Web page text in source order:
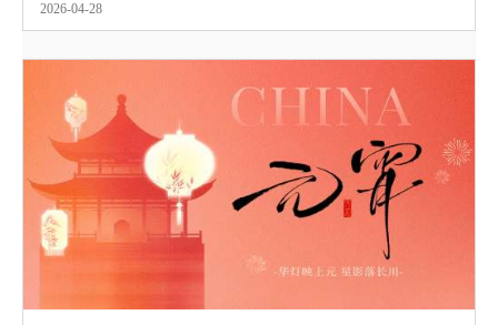
2026-04-28